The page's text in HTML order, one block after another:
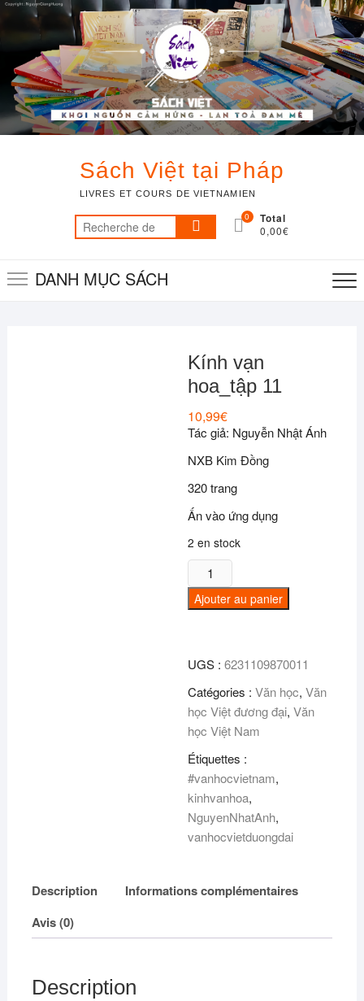
Skip
content
Sách Việt tại Pháp
LIVRES ET COURS DE VIETNAMIEN
Recherche
pour :
0 Total
0,00€
DANH MỤC SÁCH
Kính vạn
hoa_tập 11
10,99€
Tác giả: Nguyễn Nhật Ánh
NXB Kim Đồng
320 trang
Ấn vào ứng dụng
2 en stock
quantité
de
Kính
11
Ajouter au panier
UGS :6231109870011
Catégories :Văn học,Văn
học Việt đương đại,Văn
học Việt Nam
Étiquettes :
#vanhocvietnam,
kinhvanhoa,
NguyenNhatAnh,
vanhocvietduongdai
Description
Informations complémentaires
Avis (0)
Description